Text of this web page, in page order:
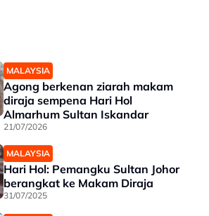
MALAYSIA
Agong berkenan ziarah makam
diraja sempena Hari Hol
Almarhum Sultan Iskandar
21/07/2026
MALAYSIA
Hari Hol: Pemangku Sultan Johor
berangkat ke Makam Diraja
31/07/2025